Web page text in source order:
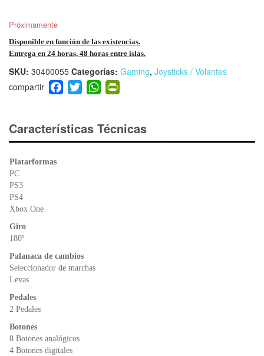
Próximamente
Disponible en función de las existencias.
Entrega en 24 horas, 48 horas entre islas.
SKU: 30400055 Categorías: Gaming, Joysticks / Volantes
F
a
e
b
T
wi
er
W
h
s
A
ri
e
Características Técnicas
Platarformas
PC
PS3
PS4
Xbox One
Giro
180º
Palanaca de cambios
Seleccionador de marchas
Levas
Pedales
2 Pedales
Botones
8 Botones analógicos
4 Botones digitales